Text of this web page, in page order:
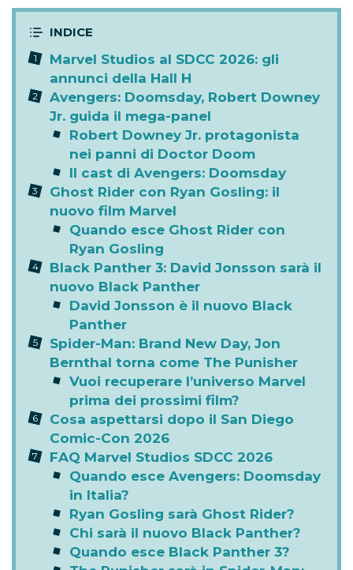
Marvel Studios al SDCC 2026: gli
annunci della Hall H
Avengers: Doomsday, Robert Downey
Jr. guida il mega-panel
Robert Downey Jr. protagonista
nei panni di Doctor Doom
Il cast di Avengers: Doomsday
Ghost Rider con Ryan Gosling: il
nuovo film Marvel
Quando esce Ghost Rider con
Ryan Gosling
Black Panther 3: David Jonsson sarà il
nuovo Black Panther
David Jonsson è il nuovo Black
Panther
Spider-Man: Brand New Day, Jon
Bernthal torna come The Punisher
Vuoi recuperare l’universo Marvel
prima dei prossimi film?
Cosa aspettarsi dopo il San Diego
Comic-Con 2026
FAQ Marvel Studios SDCC 2026
Quando esce Avengers: Doomsday
in Italia?
Ryan Gosling sarà Ghost Rider?
Chi sarà il nuovo Black Panther?
Quando esce Black Panther 3?